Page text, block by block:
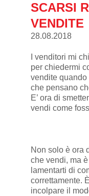
SCARSI
VENDITE
28.08.2018
I venditori mi
per chiedermi
vendite
che pensano
E’ ora di
vendi come
Non solo è ora
che vendi, ma
lamentarti di
correttamente.
incolpare il